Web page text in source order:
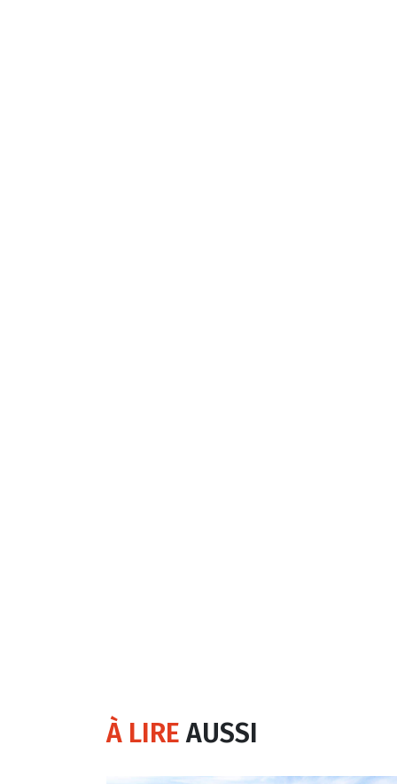
À LIREAUSSI